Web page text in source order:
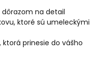
na detail
ktoré sú umeleckými
ktorá prinesie do vášho